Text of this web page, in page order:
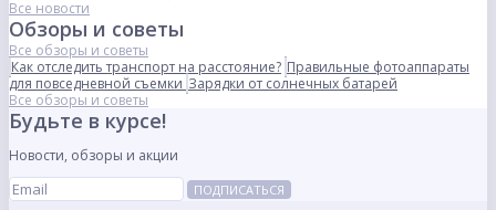
Все новости
Обзоры и советы
Все обзоры и советы
Как отследить транспорт на расстояние? Правильные фотоаппараты
для повседневной съемки Зарядки от солнечных батарей
Все обзоры и советы
Будьте в курсе!
Новости, обзоры и акции
ПОДПИСАТЬСЯ